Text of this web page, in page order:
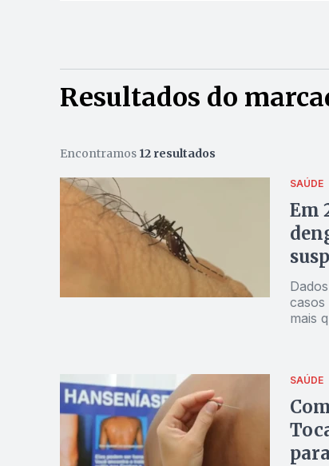
Resultados do
Encontramos 12 resultados
SAÚDE
Em
casos
mais
SAÚDE